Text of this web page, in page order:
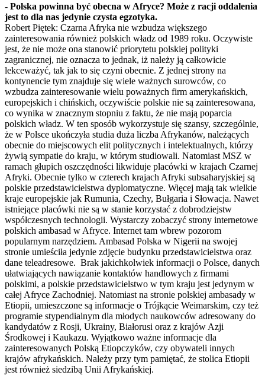
- Polska powinna być obecna w Afryce? Może z racji oddalenia
jest to dla nas jedynie czysta egzotyka.
Robert Piętek: Czarna Afryka nie wzbudza większego
zainteresowania również polskich władz od 1989 roku. Oczywiste
jest, że nie może ona stanowić priorytetu polskiej polityki
zagranicznej, nie oznacza to jednak, iż należy ją całkowicie
lekceważyć, tak jak to się czyni obecnie. Z jednej strony na
kontynencie tym znajduje się wiele ważnych surowców, co
wzbudza zainteresowanie wielu poważnych firm amerykańskich,
europejskich i chińskich, oczywiście polskie nie są zainteresowana,
co wynika w znacznym stopniu z faktu, że nie mają poparcia
polskich władz. W ten sposób wykorzystuje się szansy, szczególnie,
że w Polsce ukończyła studia duża liczba Afrykanów, należących
obecnie do miejscowych elit politycznych i intelektualnych, którzy
żywią sympatie do kraju, w którym studiowali. Natomiast MSZ w
ramach głupich oszczędności likwiduje placówki w krajach Czarnej
Afryki. Obecnie tylko w czterech krajach Afryki subsaharyjskiej są
polskie przedstawicielstwa dyplomatyczne. Więcej mają tak wielkie
kraje europejskie jak Rumunia, Czechy, Bułgaria i Słowacja. Nawet
istniejące placówki nie są w stanie korzystać z dobrodziejstw
współczesnych technologii. Wystarczy zobaczyć strony internetowe
polskich ambasad w Afryce. Internet tam wbrew pozorom
popularnym narzędziem. Ambasad Polska w Nigerii na swojej
stronie umieściła jedynie zdjęcie budynku przedstawicielstwa oraz
dane teleadresowe. Brak jakichkolwiek informacji o Polsce, danych
ułatwiających nawiązanie kontaktów handlowych z firmami
polskimi, a polskie przedstawicielstwo w tym kraju jest jedynym w
całej Afryce Zachodniej. Natomiast na stronie polskiej ambasady w
Etiopii, umieszczone są informacje o Trójkącie Weimarskim, czy też
programie stypendialnym dla młodych naukowców adresowany do
kandydatów z Rosji, Ukrainy, Białorusi oraz z krajów Azji
Środkowej i Kaukazu. Wyjątkowo ważne informacje dla
zainteresowanych Polską Etiopczyków, czy obywateli innych
krajów afrykańskich. Należy przy tym pamiętać, że stolica Etiopii
jest również siedzibą Unii Afrykańskiej.